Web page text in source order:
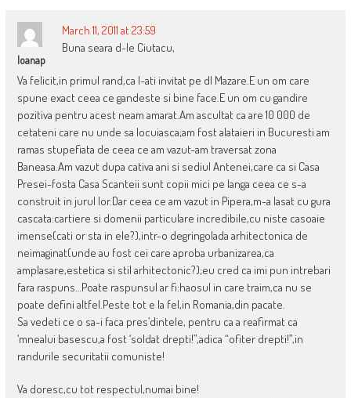
Ioanap
March 11, 2011 at 23:59
Buna seara d-le Ciutacu,
Va felicit,in primul rand,ca l-ati invitat pe dl Mazare.E un om care
spune exact ceea ce gandeste si bine face.E un om cu gandire
pozitiva pentru acest neam amarat.Am ascultat ca are 10 000 de
cetateni care nu unde sa locuiasca;am fost alataieri in Bucuresti am
ramas stupefiata de ceea ce am vazut-am traversat zona
Baneasa.Am vazut dupa cativa ani si sediul Antenei,care ca si Casa
Presei-fosta Casa Scanteii sunt copii mici pe langa ceea ce s-a
construit in jurul lor.Dar ceea ce am vazut in Pipera,m-a lasat cu gura
cascata:cartiere si domenii particulare incredibile,cu niste casoaie
imense(cati or sta in ele?),intr-o degringolada arhitectonica de
neimaginat(unde au fost cei care aproba urbanizarea,ca
amplasare,estetica si stil arhitectonic?);eu cred ca imi pun intrebari
fara raspuns…Poate raspunsul ar fi:haosul in care traim,ca nu se
poate defini altfel.Peste tot e la fel,in Romania,din pacate.
Sa vedeti ce o sa-i faca pres’dintele, pentru ca a reafirmat ca
‘mnealui basescu,a fost ‘soldat drepti!”,adica “ofiter drepti!”,in
randurile securitatii comuniste!
Va doresc,cu tot respectul,numai bine!